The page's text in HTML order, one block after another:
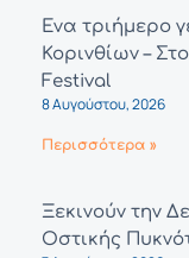
Ένα τριήμερο
Κορινθίων –
Festival
8 Αυγούστου, 2026
Περισσότερα »
Ξεκινούν την
Οστικής